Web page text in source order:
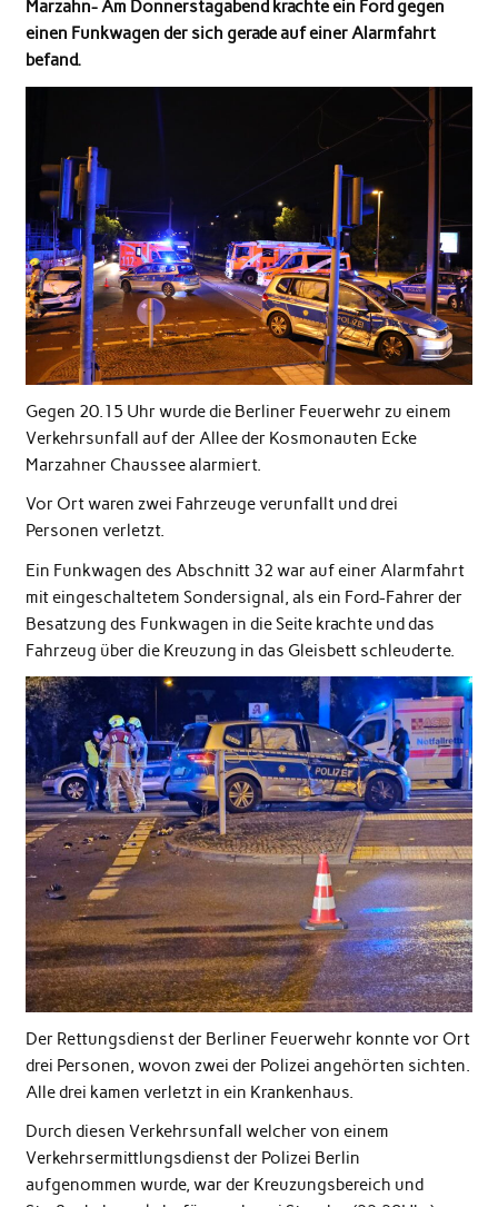
Marzahn- Am Donnerstagabend krachte ein Ford gegen
einen Funkwagen der sich gerade auf einer Alarmfahrt
befand.
Gegen 20.15 Uhr wurde die Berliner Feuerwehr zu einem
Verkehrsunfall auf der Allee der Kosmonauten Ecke
Marzahner Chaussee alarmiert.
Vor Ort waren zwei Fahrzeuge verunfallt und drei
Personen verletzt.
Ein Funkwagen des Abschnitt 32 war auf einer Alarmfahrt
mit eingeschaltetem Sondersignal, als ein Ford-Fahrer der
Besatzung des Funkwagen in die Seite krachte und das
Fahrzeug über die Kreuzung in das Gleisbett schleuderte.
Der Rettungsdienst der Berliner Feuerwehr konnte vor Ort
drei Personen, wovon zwei der Polizei angehörten sichten.
Alle drei kamen verletzt in ein Krankenhaus.
Durch diesen Verkehrsunfall welcher von einem
Verkehrsermittlungsdienst der Polizei Berlin
aufgenommen wurde, war der Kreuzungsbereich und